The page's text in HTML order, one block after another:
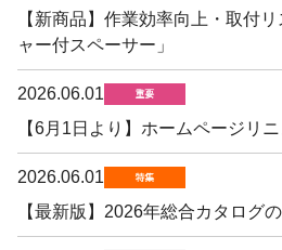
会社情報
【新商品】作業効率向上・取付
ャー付スペーサー」
2026.06.01
【6月1日より】ホームページリ
2026.06.01
【最新版】2026年総合カタログ